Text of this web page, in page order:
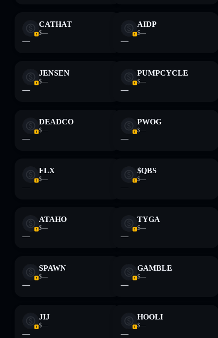
CATHAT
$—
—
AIDP
$—
—
JENSEN
$—
—
PUMPCYCLE
$—
—
DEADCO
$—
—
PWOG
$—
—
FLX
$—
—
$QBS
$—
—
ATAHO
$—
—
TYGA
$—
—
SPAWN
$—
—
GAMBLE
$—
—
JIJ
$—
—
HOOLI
$—
—